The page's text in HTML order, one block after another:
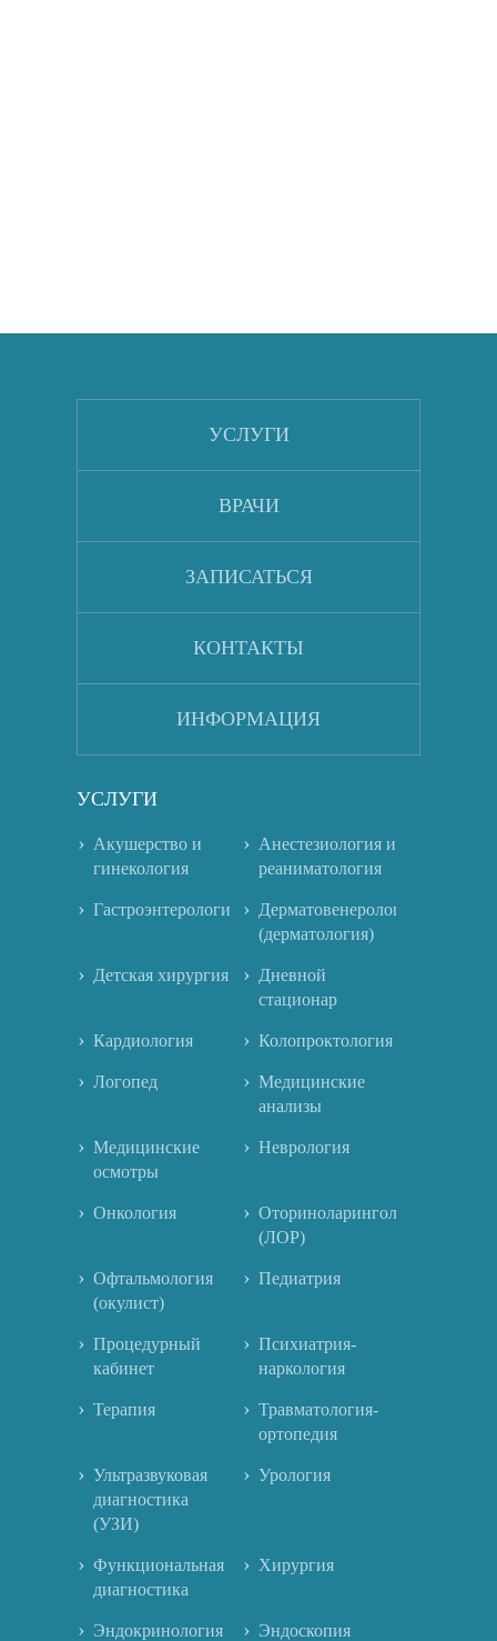
УСЛУГИ
ВРАЧИ
ЗАПИСАТЬСЯ
КОНТАКТЫ
ИНФОРМАЦИЯ
УСЛУГИ
Акушерство и
гинекология
Анестезиология и
реаниматология
Гастроэнтерология
Дерматовенерология
(дерматология)
Детская хирургия
Дневной
стационар
Кардиология Колопроктология
Логопед
Медицинские
анализы
Медицинские
осмотры
Неврология
Онкология
Оториноларингология
(ЛОР)
Офтальмология
(окулист)
Педиатрия
Процедурный
кабинет
Психиатрия-
наркология
Терапия
Травматология-
ортопедия
Ультразвуковая
диагностика
(УЗИ)
Урология
Функциональная
диагностика
Хирургия
Эндокринология Эндоскопия